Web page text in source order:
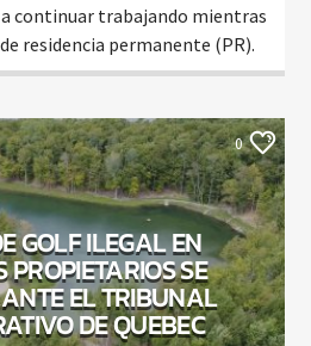
continuar trabajando mientras
residencia permanente (PR).
0
GOLF ILEGAL EN
PROPIETARIOS SE
EL TRIBUNAL
DE QUEBEC